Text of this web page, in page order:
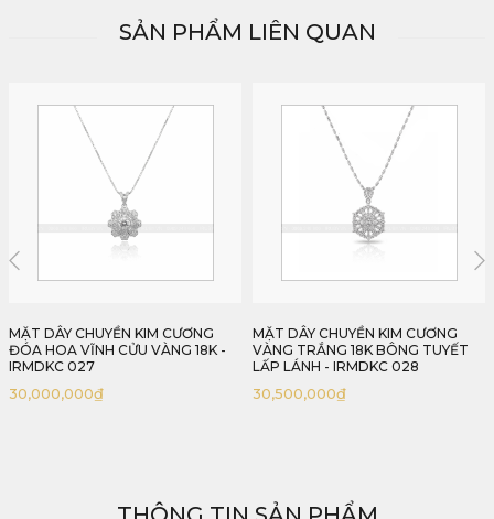
SẢN PHẨM LIÊN QUAN
MẶT DÂY CHUYỀN KIM CƯƠNG
VÀNG TRẮNG 18K BÔNG TUYẾT
LẤP LÁNH - IRMDKC 028
30,500,000₫
MẶT DÂY CHUYỀN TRÁI TIM VĨNH
CỬU VÀNG TRẮNG 18K - IRMDKC
029
15,000,000₫